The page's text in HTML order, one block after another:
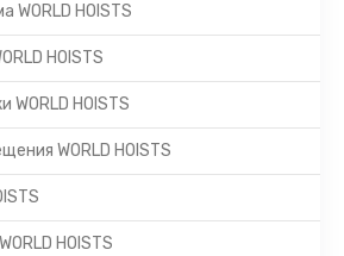
HOISTS
HOISTS
HOISTS
WORLD HOISTS
HOISTS